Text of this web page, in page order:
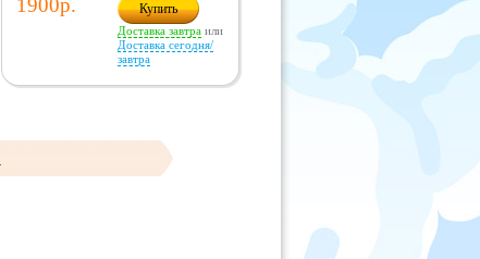
1900р. Купить
Доставка завтра или
Доставка сегодня/
завтра